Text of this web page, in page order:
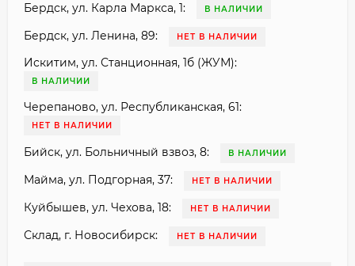
Бердск, ул. Карла Маркса, 1: В НАЛИЧИИ
Бердск, ул. Ленина, 89: НЕТ В НАЛИЧИИ
Искитим, ул. Станционная, 1б (ЖУМ):
В НАЛИЧИИ
Черепаново, ул. Республиканская, 61:
НЕТ В НАЛИЧИИ
Бийск, ул. Больничный взвоз, 8: В НАЛИЧИИ
Майма, ул. Подгорная, 37: НЕТ В НАЛИЧИИ
Куйбышев, ул. Чехова, 18: НЕТ В НАЛИЧИИ
Склад, г. Новосибирск: НЕТ В НАЛИЧИИ